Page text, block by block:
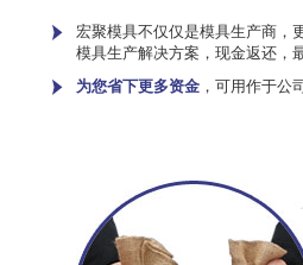
宏聚模具不仅仅是模具生产商，
模具生产解决方案，现金返还，
为您省下更多资金 ，可用作于公